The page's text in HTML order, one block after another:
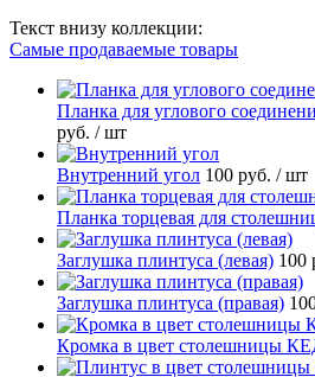
Текст внизу коллекции:
Самые продаваемые товары
Планка для углового
руб. / шт
Внутренний угол 100 руб. / шт
Планка торцевая для
Заглушка плинтуса (левая) 100
Заглушка плинтуса (правая)
Кромка в цвет столешницы